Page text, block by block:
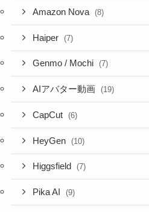
Amazon Nova (8)
Haiper (7)
Genmo / Mochi (7)
AIアバター動画 (19)
CapCut (6)
HeyGen (10)
Higgsfield (7)
Pika AI (9)